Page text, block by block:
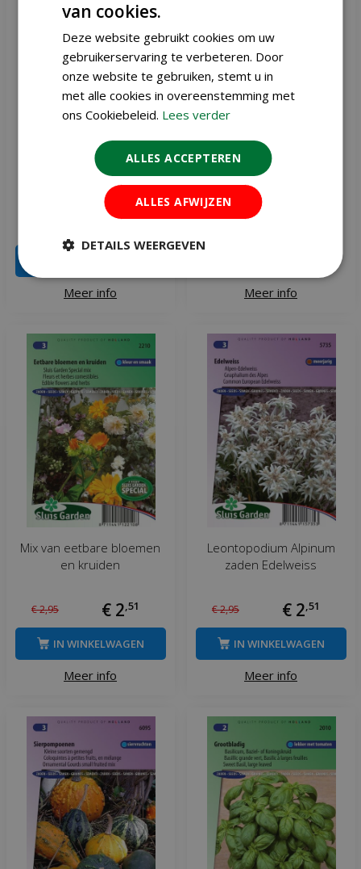
Matthiola Incana zaden
Dwarf Ten Weeks Violier
1,91
Meer info
Baza Pepperclub hot
chocolat
Meer info
Mix van eetbare bloemen
en kruiden
€2,95 € 2 51
Meer info
IN WINKELWAGEN
Leontopodium Alpinum
zaden Edelweiss
€2,95 € 2 51
Meer info
IN WINKELWAGEN
van cookies.
Deze website gebruikt cookies om uw
gebruikerservaring te verbeteren. Door
onze website te gebruiken, stemt u in
met alle cookies in overeenstemming met
ons Cookiebeleid. Lees verder
ALLES ACCEPTEREN
ALLES AFWIJZEN
DETAILS WEERGEVEN